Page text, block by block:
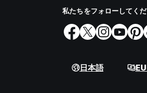
私たちをフォローしてく
日本語